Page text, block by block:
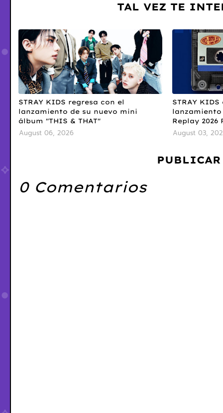
TAL VEZ TE
STRAY KIDS regresa con el
lanzamiento de su nuevo mini
álbum "THIS & THAT"
August 06, 2026
STRAY
Replay 2026
August 03,
0 Comentarios